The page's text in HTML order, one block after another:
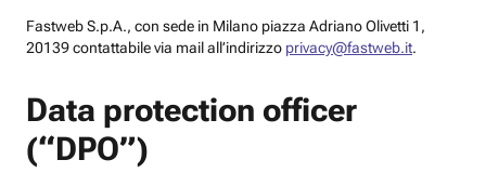
Fastweb S.p.A., con sede in Milano piazza Adriano Olivetti 1,
20139 contattabile via mail all’indirizzo privacy@fastweb.it.
Data protection officer
(“DPO”)